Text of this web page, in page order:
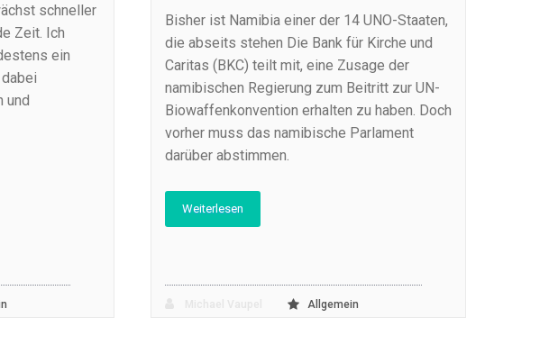
schneller
Zeit. Ich
ein
und
Bisher ist Namibia einer der 14 UNO-Staaten,
die abseits stehen Die Bank für Kirche und
Caritas (BKC) teilt mit, eine Zusage der
namibischen Regierung zum Beitritt zur UN-
Biowaffenkonvention erhalten zu haben. Doch
vorher muss das namibische Parlament
darüber abstimmen.
Weiterlesen
Allgemein